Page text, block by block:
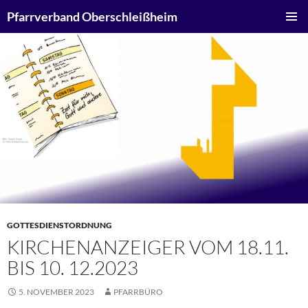
Inhalt
Pfarrverband Oberschleißheim
GOTTESDIENSTORDNUNG
KIRCHENANZEIGER VOM 18.11.
BIS 10. 12.2023
5. NOVEMBER 2023 PFARRBÜRO